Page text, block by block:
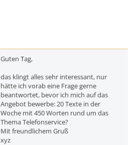
Guten Tag,
das klingt alles sehr interessant, nur
hätte ich vorab eine Frage gerne
beantwortet, bevor ich mich auf das
Angebot bewerbe: 20 Texte in der
Woche mit 450 Worten rund um das
Thema Telefonservice?
Mit freundlichem Gruß
xyz